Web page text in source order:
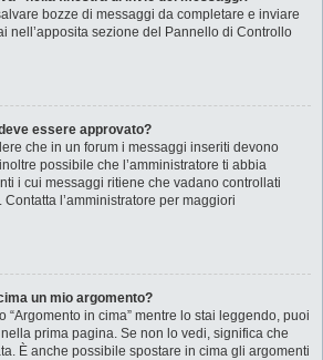
bozze di messaggi da completare e inviare
nell’apposita sezione del Pannello di Controllo
essere approvato?
che in un forum i messaggi inseriti devono
possibile che l’amministratore ti abbia
i cui messaggi ritiene che vadano controllati
l’amministratore per maggiori
un mio argomento?
“Argomento in cima” mentre lo stai leggendo, puoi
prima pagina. Se non lo vedi, significa che
È anche possibile spostare in cima gli argomenti